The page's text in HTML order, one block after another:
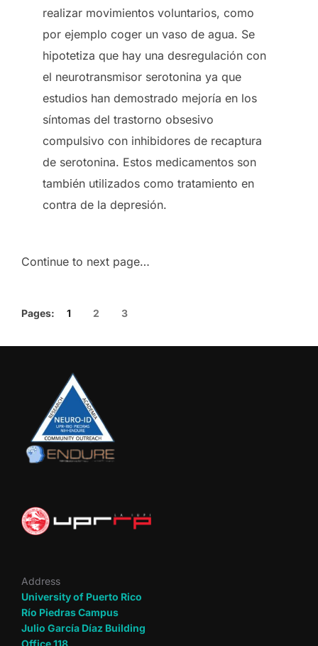
realizar movimientos voluntarios, como
por ejemplo coger un vaso de agua. Se
hipotetiza que hay una desregulación con
el neurotransmisor serotonina ya que
estudios han demostrado mejoría en los
síntomas del trastorno obsesivo
compulsivo con inhibidores de recaptura
de serotonina. Estos medicamentos son
también utilizados como tratamiento en
contra de la depresión.
Continue to next page…
Pages: 1 2 3
Address
University of Puerto Rico
Río Piedras Campus
Julio García Díaz Building
Office 118